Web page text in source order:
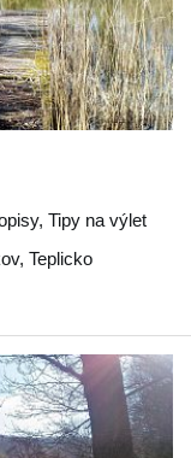
Tipy na výlet
, Teplicko